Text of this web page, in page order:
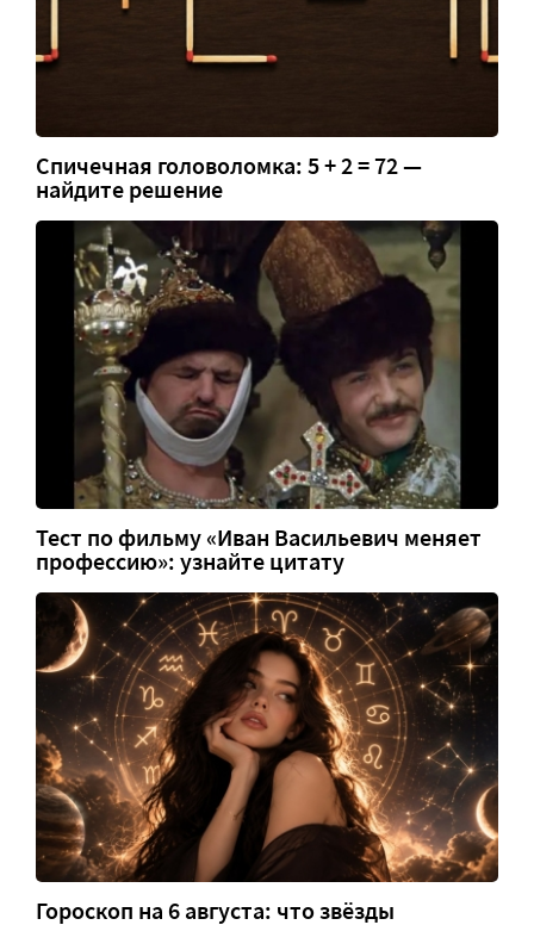
Спичечная головоломка: 5 + 2 = 72 —
найдите решение
Тест по фильму «Иван Васильевич меняет
профессию»: узнайте цитату
Гороскоп на 6 августа: что звёзды